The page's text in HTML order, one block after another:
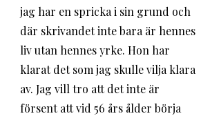
jag har en spricka i sin grund och
där skrivandet inte bara är hennes
liv utan hennes yrke. Hon har
klarat det som jag skulle vilja klara
av. Jag vill tro att det inte är
försent att vid 56 års ålder börja